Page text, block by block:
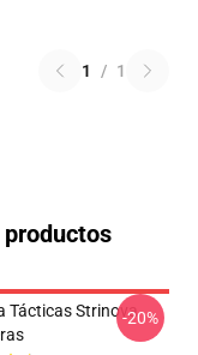
1 / 1
Tácticas Strinova-20%